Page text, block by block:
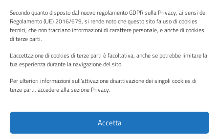
Secondo quanto disposto dal nuovo regolamento GDPR sulla Privacy, ai sensi del
Regolamento (UE) 2016/679, si rende noto che questo sito fa uso di cookies
tecnici, che non tracciano informazioni di carattere personale, e anche di cookies
di terze parti.
L'accettazione di cookies di terze parti è facoltativa, anche se potrebbe limitare la
tua esperienza durante la navigazione del sito.
Per ulteriori informazioni sull'attivazione disattivazione dei singoli cookies di
terze parti, accedere alla sezione Privacy.
Accetta
Informativa privacy
Note legali
Piano di miglioramento del sito
Instagram